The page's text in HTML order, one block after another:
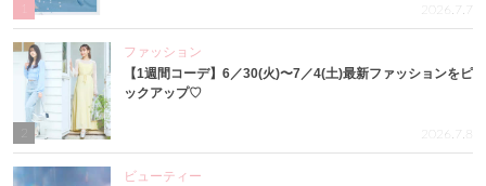
2026.7.7
ファッション
【1週間コーデ】6／30(火)〜7／4(土)最新ファッションをピ
ックアップ♡
2026.7.8
ビューティー